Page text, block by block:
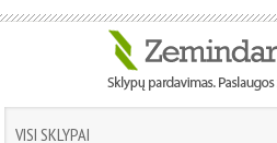
VISI SKLYPAI